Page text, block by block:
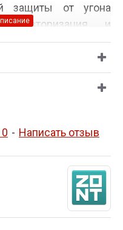
защиты от угона
авторизация и
двигателя
оснащена GSM и
для точного
автомобиля в
радиоканала
ключами
и
- Написать отзыв